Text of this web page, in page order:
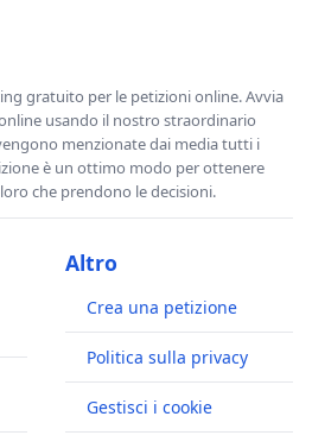
gratuito per le petizioni online. Avvia
usando il nostro straordinario
menzionate dai media tutti i
è un ottimo modo per ottenere
che prendono le decisioni.
Altro
Crea una petizione
Politica sulla privacy
Gestisci i cookie